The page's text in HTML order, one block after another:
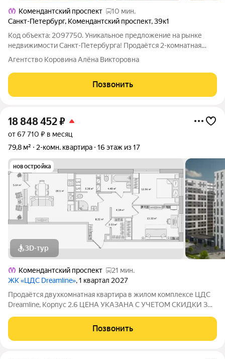
Комендантский проспект
10 мин.
Санкт-Петербург, Комендантский проспект,39к1
Код объекта: 2097750. Уникальное предложение на рынке
недвижимости Санкт-Петербурга! Продаётся 2-комнатная
квартира площадью 55 кв. м на Комендантском проспекте,
39к1. Эта квартира - идеальный выбор для тех, кто ценит
комфорт и удобство.
Агентство Коровина Алёна Викторовна
Позвонить
18 848 452₽
от 67 710 ₽ в месяц
79,8 м²
2-комн. квартира 16 этаж из 17
новостройка
3D-тур
Комендантский проспект
21 мин.
ЖК «ЦДС Dreamline», 1 квартал 2027
Продаётся двухкомнатная квартира в жилом комплексе ЦДС
Dreamline, Корпус 2.6 ЦЕНА УКАЗАНА С УЧЕТОМ СКИДКИ ЗА
сертификат новосела в магазин ХОФФ на сумму 50 000
рублей. Им можно оплатить не
Позвонить